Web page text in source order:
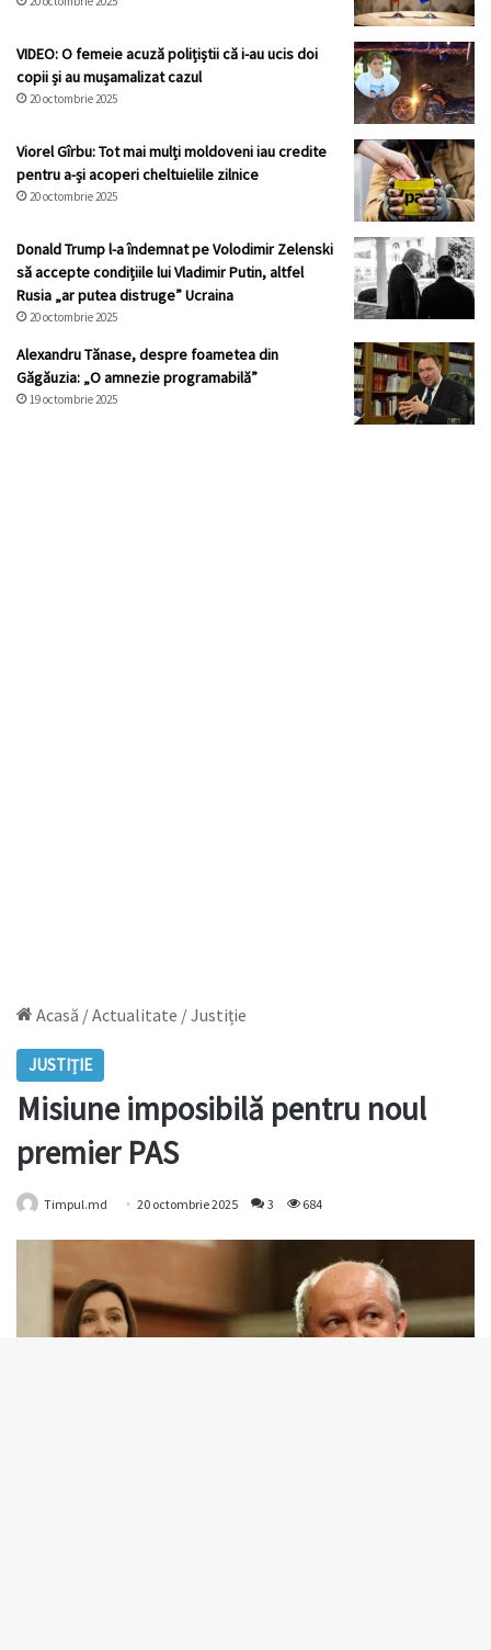
VIDEO: O femeie acuză polițiștii că i-au ucis doi
copii și au mușamalizat cazul
20 octombrie 2025
Viorel Gîrbu: Tot mai mulți moldoveni iau credite
pentru a-și acoperi cheltuielile zilnice
20 octombrie 2025
Donald Trump l-a îndemnat pe Volodimir Zelenski
să accepte condițiile lui Vladimir Putin, altfel
Rusia „ar putea distruge” Ucraina
20 octombrie 2025
Alexandru Tănase, despre foametea din
Găgăuzia: „O amnezie programabilă”
19 octombrie 2025